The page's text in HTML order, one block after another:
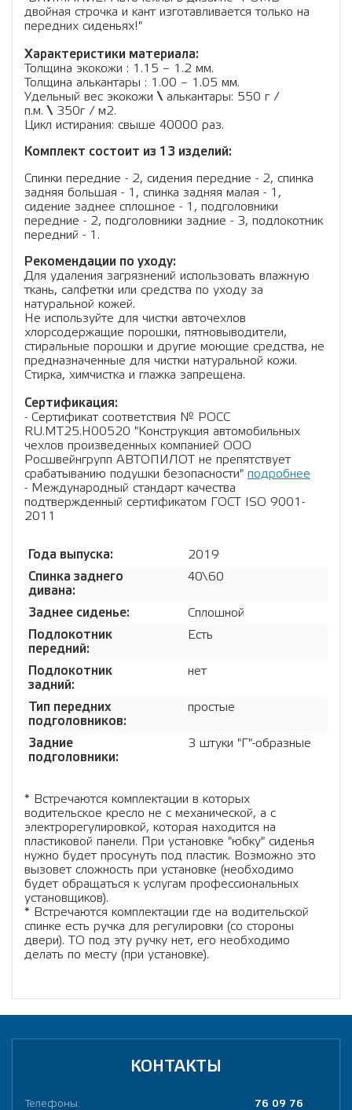
двойная строчка и кант изготавливается только на
передних сиденьях!"
Характеристики материала:
Толщина экокожи : 1.15 – 1.2 мм.
Толщина алькантары : 1.00 – 1.05 мм.
Удельный вес экокожи \алькантары: 550 г /
п.м. \350г / м2.
Цикл истирания: свыше 40000 раз.
Комплект состоит из 13 изделий:
Спинки передние - 2, сидения передние - 2, спинка
задняя большая - 1, спинка задняя малая - 1,
сидение заднее сплошное - 1, подголовники
передние - 2, подголовники задние - 3, подлокотник
передний - 1.
Рекомендации по уходу:
Для удаления загрязнений использовать влажную
ткань, салфетки или средства по уходу за
натуральной кожей.
Не используйте для чистки авточехлов
хлорсодержащие порошки, пятновыводители,
стиральные порошки и другие моющие средства, не
предназначенные для чистки натуральной кожи.
Стирка, химчистка и глажка запрещена.
Сертификация:
- Сертификат соответствия № РОСС
RU.МТ25.Н00520 "Конструкция автомобильных
чехлов произведенных компанией ООО
Росшвейнгрупп АВТОПИЛОТ не препятствует
срабатыванию подушки безопасности" подробнее
- Международный стандарт качества
подтвержденный сертификатом ГОСТ ISO 9001-
2011
Года выпуска:
2019
Спинка заднего
дивана:
40\60
Заднее сиденье:
Сплошной
Подлокотник
передний:
Есть
Подлокотник
задний:
нет
Тип передних
подголовников:
простые
Задние
подголовники:
3 штуки "Г"-образные
* Встречаются комплектации в которых
водительское кресло не с механической, а с
электрорегулировкой, которая находится на
пластиковой панели. При установке "юбку" сиденья
нужно будет просунуть под пластик. Возможно это
вызовет сложность при установке (необходимо
будет обращаться к услугам профессиональных
установщиков).
* Встречаются комплектации где на водительской
спинке есть ручка для регулировки (со стороны
двери). ТО под эту ручку нет, его необходимо
делать по месту (при установке).
КОНТАКТЫ
Телефоны:
76 09 76